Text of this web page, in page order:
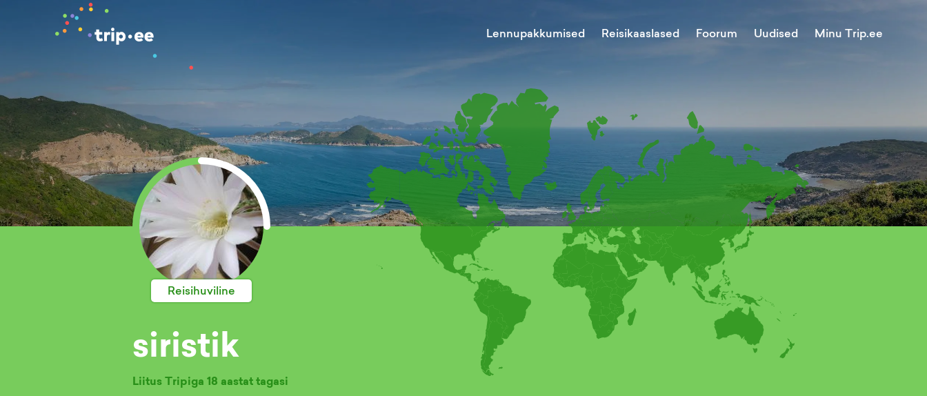
Lennupakkumised Reisikaaslased Foorum Uudised Minu Trip.ee
Reisihuviline
siristik
Liitus Tripiga 18 aastat tagasi